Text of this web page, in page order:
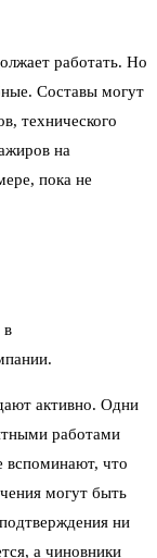
работать. Но
Составы могут
технического
на
пока не
в
активно. Одни
работами
вспоминают, что
могут быть
ни
а чиновники